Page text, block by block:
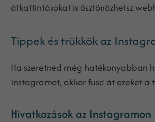
átkattintásokat is ösztönözhetsz
Tippek és trükkök az
Ha szeretnéd még hatékonyabban
Instagramot, akkor fusd át ezeket a
Hivatkozások az Instagramon